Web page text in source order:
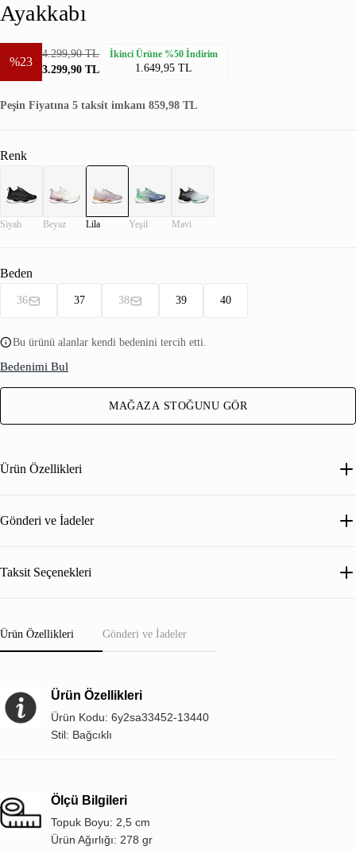
Ayakkabı
%23
4.299,90 TL
3.299,90 TL
İkinci Ürüne %50 İndirim
1.649,95 TL
Peşin Fiyatına 5 taksit imkanı 859,98 TL
Renk
Siyah Beyaz Lila Yeşil Mavi
Beden
36 37 38 39 40
Bu ürünü alanlar kendi bedenini tercih etti.
Bedenimi Bul
MAĞAZA STOĞUNU GÖR
Ürün Özellikleri
Gönderi ve İadeler
Taksit Seçenekleri
Ürün Özellikleri Gönderi ve İadeler
Ürün Özellikleri
Ürün Kodu: 6y2sa33452-13440
Stil: Bağcıklı
Ölçü Bilgileri
Topuk Boyu: 2,5 cm
Ürün Ağırlığı: 278 gr